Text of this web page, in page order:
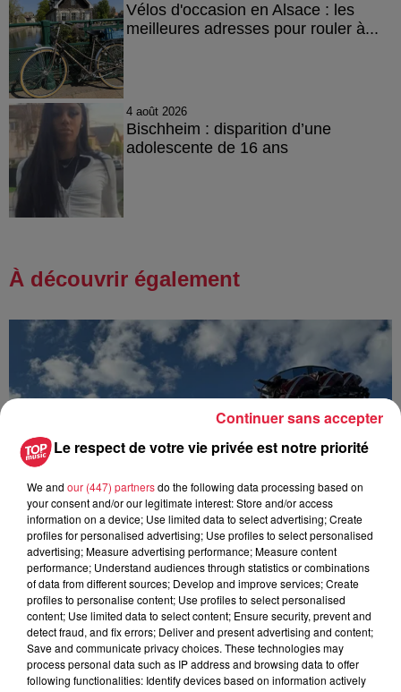
Vélos d'occasion en Alsace : les
meilleures adresses pour rouler à...
4 août 2026
Bischheim : disparition d’une
adolescente de 16 ans
À découvrir également
Europa-Park : des précisons sur l’après Euro-
Mir
Pendant trois décennies, l'Euro-Mir a fait tourner les têtes
des visiteurs. La mythique montagne russe s'apprête
Le respect de votre vie privée est notre priorité
We and our (447) partnersdo the following data processing based on
your consent and/or our legitimate interest: Store and/or access
information on a device; Use limited data to select advertising; Create
profiles for personalised advertising; Use profiles to select personalised
advertising; Measure advertising performance; Measure content
performance; Understand audiences through statistics or combinations
of data from different sources; Develop and improve services; Create
profiles to personalise content; Use profiles to select personalised
content; Use limited data to select content; Ensure security, prevent and
detect fraud, and fix errors; Deliver and present advertising and content;
Save and communicate privacy choices. These technologies may
process personal data such as IP address and browsing data to offer
following functionalities: Identify devices based on information actively
Continuer sans accepter